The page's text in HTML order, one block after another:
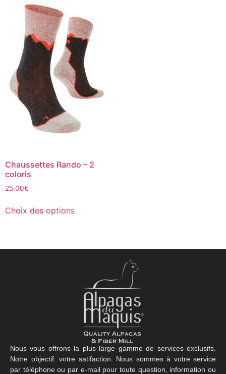
Chaussettes Rando – 2
coloris
25,00€
Choix des options
Nous vous offrons la plus large gamme de services exclusifs.
Notre objectif: votre satifaction. Nous sommes à votre service
par téléphone ou par e-mail pour toute question, information ou